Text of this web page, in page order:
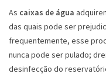
As caixas de água
das quais pode ser
frequentemente, esse
nunca pode ser pulado;
desinfecção do